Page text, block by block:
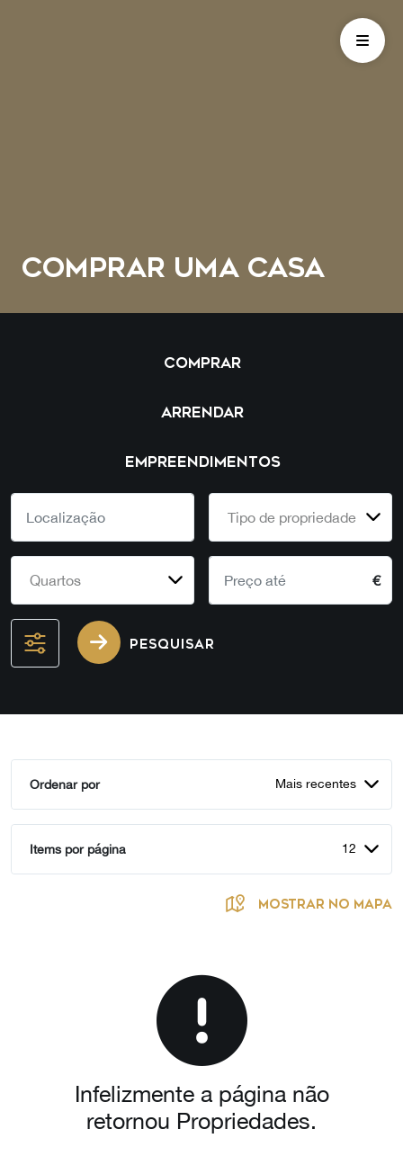
COMPRAR UMA CASA
COMPRAR
ARRENDAR
EMPREENDIMENTOS
Tipo de propriedade
Quartos €
PESQUISAR
Ordenar por Mais recentes
Items por página 12
MOSTRAR NO MAPA
Infelizmente a página não
retornou Propriedades.